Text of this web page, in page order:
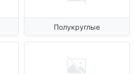
Полукруглые